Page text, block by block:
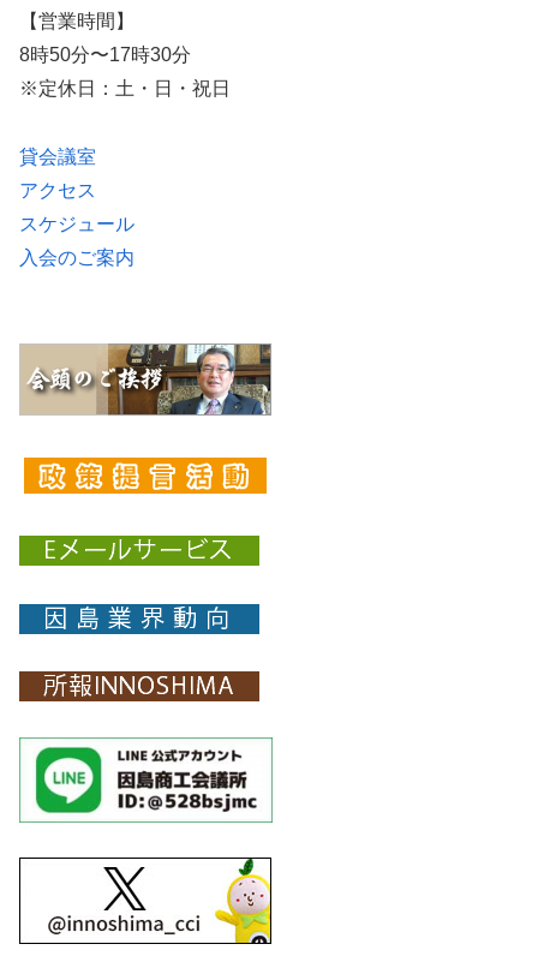
【営業時間】
8時50分〜17時30分
※定休日：土・日・祝日
貸会議室
アクセス
スケジュール
入会のご案内